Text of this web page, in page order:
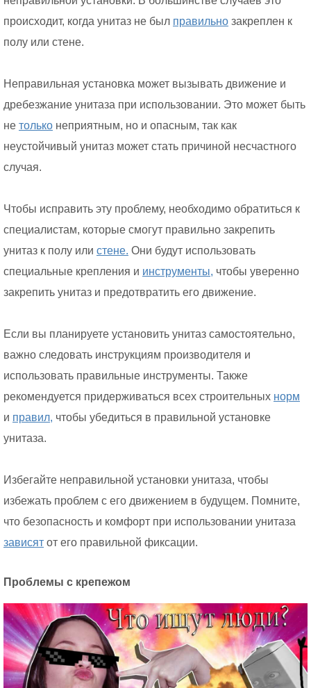
происходит, когда унитаз не был правильно закреплен к
полу или стене.
Неправильная установка может вызывать движение и
дребезжание унитаза при использовании. Это может быть
не только неприятным, но и опасным, так как
неустойчивый унитаз может стать причиной несчастного
случая.
Чтобы исправить эту проблему, необходимо обратиться к
специалистам, которые смогут правильно закрепить
унитаз к полу или стене. Они будут использовать
специальные крепления и инструменты, чтобы уверенно
закрепить унитаз и предотвратить его движение.
Если вы планируете установить унитаз самостоятельно,
важно следовать инструкциям производителя и
использовать правильные инструменты. Также
рекомендуется придерживаться всех строительных норм
и правил, чтобы убедиться в правильной установке
унитаза.
Избегайте неправильной установки унитаза, чтобы
избежать проблем с его движением в будущем. Помните,
что безопасность и комфорт при использовании унитаза
зависят от его правильной фиксации.
Проблемы с крепежом